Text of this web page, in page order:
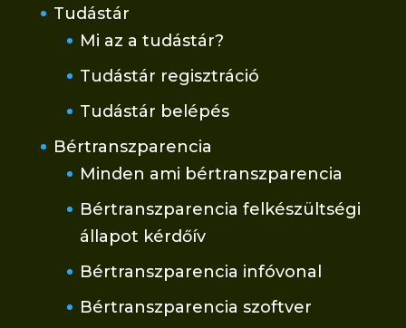
Tudástár
Mi az a tudástár?
Tudástár regisztráció
Tudástár belépés
Bértranszparencia
Minden ami bértranszparencia
Bértranszparencia felkészültségi
állapot kérdőív
Bértranszparencia infóvonal
Bértranszparencia szoftver